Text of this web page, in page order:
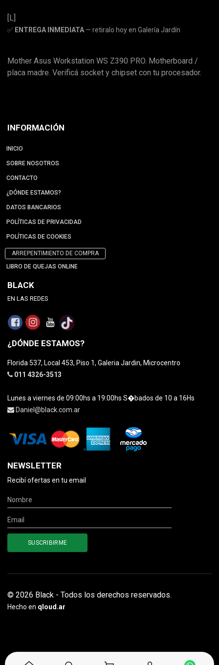
[L]
✅ ENTREGA INMEDIATA — retiralo hoy en Galería Jardín
Mother Asus Workstation WS Z390 PRO. Motherboard /
placa madre. Verificá socket y chipset con tu procesador.
INFORMACIÓN
INICIO
SOBRE NOSOTROS
CONTACTO
¿DÓNDE ESTAMOS?
DATOS BANCARIOS
POLÍTICAS DE PRIVACIDAD
POLÍTICAS DE COOKIES
ARREPENTIMIENTO DE COMPRA
LIBRO DE QUEJAS ONLINE
BLACK
EN LAS REDES
¿DÓNDE ESTAMOS?
Florida 537, Local 453, Piso 1, Galeria Jardin, Microcentro
011 4326-3513
Lunes a viernes de 09:00hs a 19:00hs S�bados de 10 a 16Hs
Daniel@black.com.ar
NEWSLETTER
Recibí ofertas en tu email
© 2026 Black - Todos los derechos reservados.
Hecho en qloud.ar